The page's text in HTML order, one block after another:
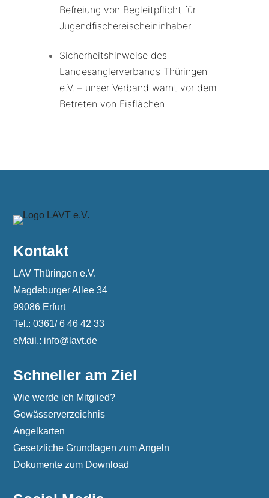
Befreiung von Begleitpflicht für
Jugendfischereischeininhaber
Sicherheitshinweise des
Landesanglerverbands Thüringen
e.V. – unser Verband warnt vor dem
Betreten von Eisflächen
Kontakt
LAV Thüringen e.V.
Magdeburger Allee 34
99086 Erfurt
Tel.: 0361/ 6 46 42 33
eMail.: info@lavt.de
Schneller am Ziel
Wie werde ich Mitglied?
Gewässerverzeichnis
Angelkarten
Gesetzliche Grundlagen zum Angeln
Dokumente zum Download